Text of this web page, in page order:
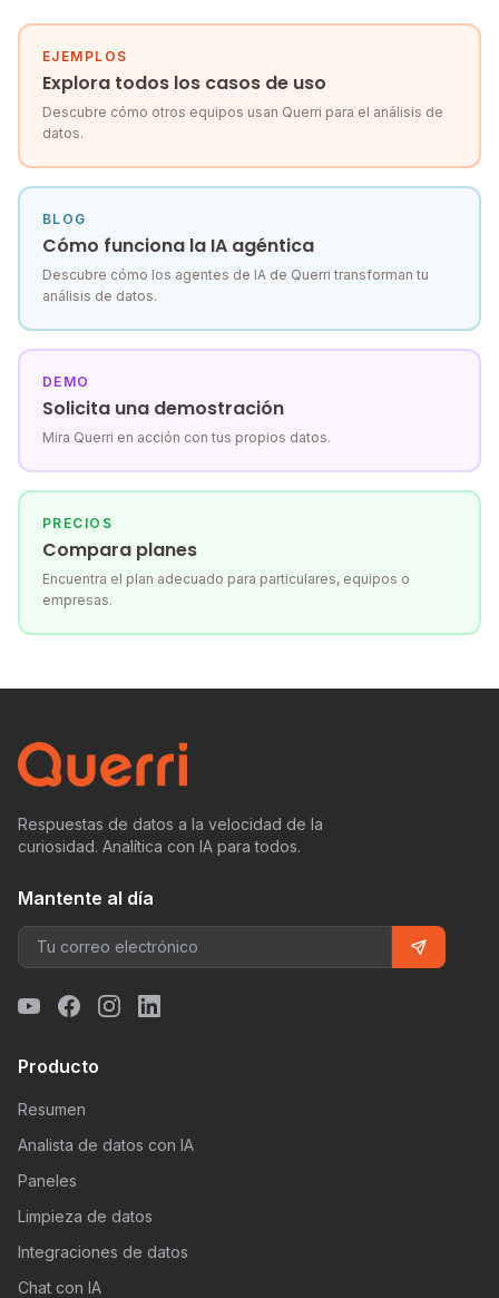
EJEMPLOS
Explora todos los casos de uso
Descubre cómo otros equipos usan Querri para el análisis de
datos.
BLOG
Cómo funciona la IA agéntica
Descubre cómo los agentes de IA de Querri transforman tu
análisis de datos.
DEMO
Solicita una demostración
Mira Querri en acción con tus propios datos.
PRECIOS
Compara planes
Encuentra el plan adecuado para particulares, equipos o
empresas.
Respuestas de datos a la velocidad de la
curiosidad. Analítica con IA para todos.
Mantente al día
Producto
Resumen
Analista de datos con IA
Paneles
Limpieza de datos
Integraciones de datos
Chat con IA